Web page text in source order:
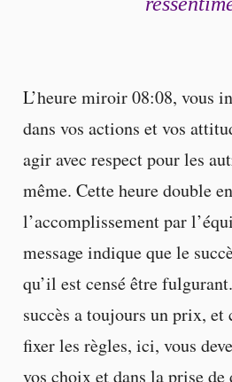
L’heure miroir 08:08, vous
dans vos actions et vos
agir avec respect pour les
même. Cette heure double
l’accomplissement par
message indique que le
qu’il est censé être
succès a toujours un prix, et
fixer les règles, ici, vous
vos choix et dans la prise de